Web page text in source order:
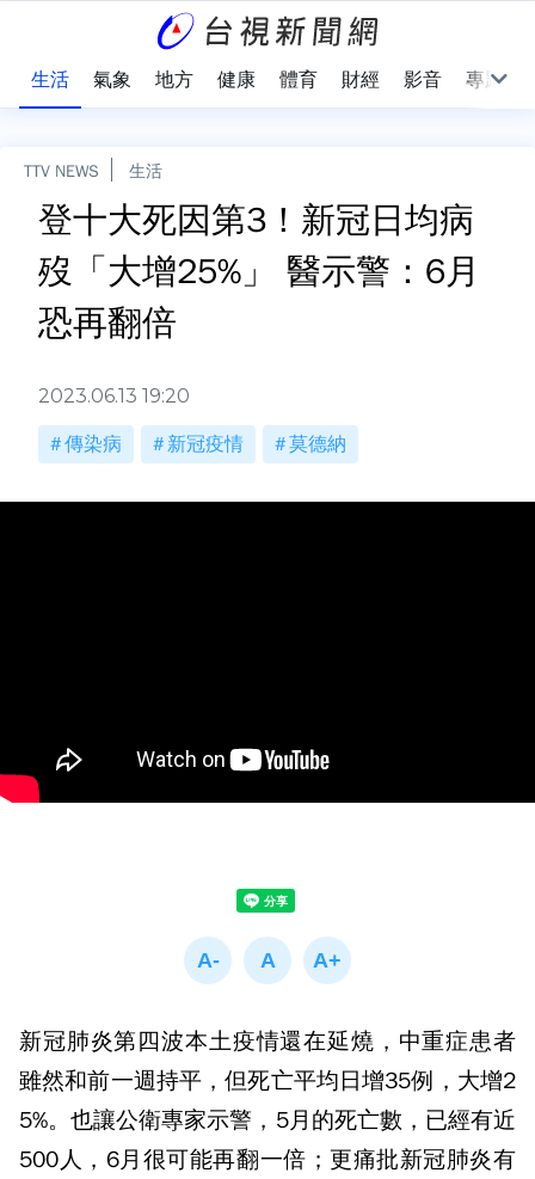
生活 氣象 地方 健康 體育 財經 影音 專題
TTV NEWS 生活
登十大死因第3！新冠日均病
歿「大增25%」 醫示警：6月
恐再翻倍
2023.06.13 19:20
傳染病 新冠疫情 莫德納
新冠肺炎第四波本土疫情還在延燒，中重症患者
雖然和前一週持平，但死亡平均日增35例，大增2
5%。也讓公衛專家示警，5月的死亡數，已經有近
500人，6月很可能再翻一倍；更痛批新冠肺炎有